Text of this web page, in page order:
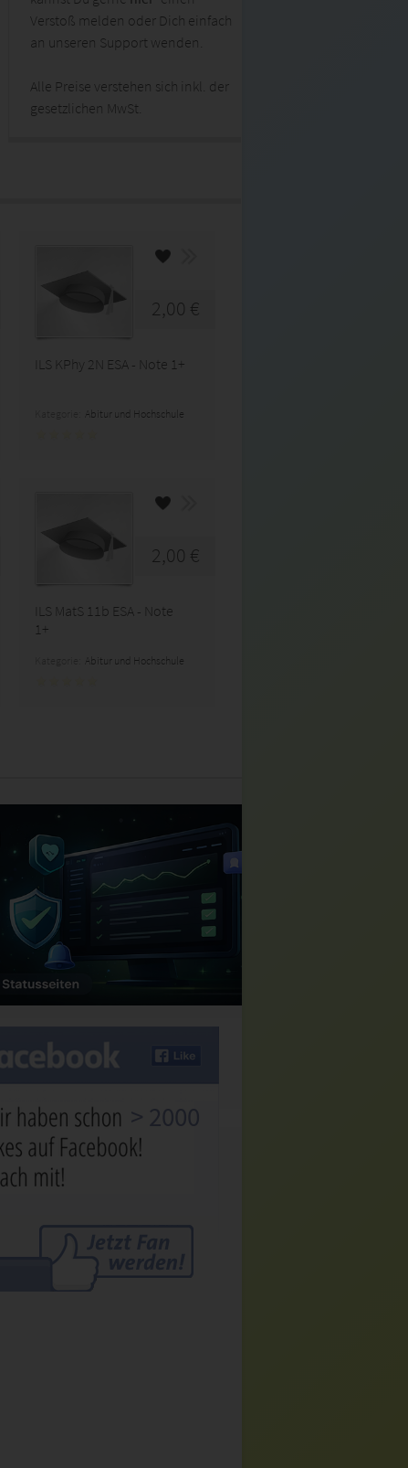
Verstoß melden oder Dich einfach
an unseren Support wenden.
Alle Preise verstehen sich inkl. der
gesetzlichen MwSt.
2,00 €
ILS KPhy 2N ESA - Note 1+
Abitur und Hochschule
2,00 €
ILS MatS 11b ESA - Note
1+
Abitur und Hochschule
> 2000